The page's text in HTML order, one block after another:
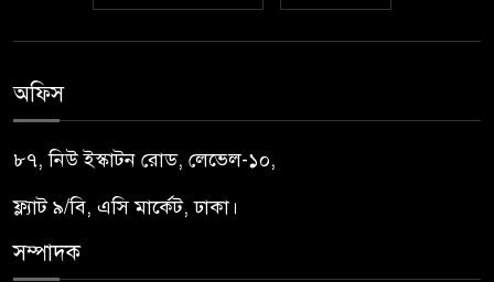
অফিস
৮৭, নিউ ইস্কাটন রোড, লেভেল-১০,
ফ্ল্যাট ৯/বি, এসি মার্কেট, ঢাকা।
সম্পাদক